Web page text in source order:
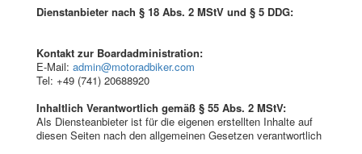
Dienstanbieter nach § 18 Abs. 2 MStV und § 5 DDG:
Kontakt zur Boardadministration:
E-Mail: admin@motoradbiker.com
Tel: +49 (741) 20688920
Inhaltlich Verantwortlich gemäß § 55 Abs. 2 MStV:
Als Diensteanbieter ist für die eigenen erstellten Inhalte auf
diesen Seiten nach den allgemeinen Gesetzen verantwortlich